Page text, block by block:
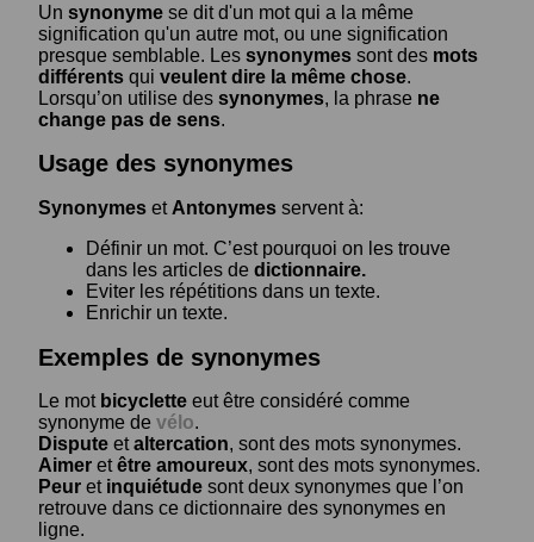
Un synonyme se dit d'un mot qui a la même
signification qu'un autre mot, ou une signification
presque semblable. Les synonymes sont des mots
différents qui veulent dire la même chose.
Lorsqu’on utilise des synonymes, la phrase ne
change pas de sens.
Usage des synonymes
Synonymes et Antonymes servent à:
Définir un mot. C’est pourquoi on les trouve
dans les articles de dictionnaire.
Eviter les répétitions dans un texte.
Enrichir un texte.
Exemples de synonymes
Le mot bicyclette eut être considéré comme
synonyme de vélo.
Dispute etaltercation, sont des mots synonymes.
Aimer etêtre amoureux, sont des mots synonymes.
Peur et inquiétude sont deux synonymes que l’on
retrouve dans ce dictionnaire des synonymes en
ligne.